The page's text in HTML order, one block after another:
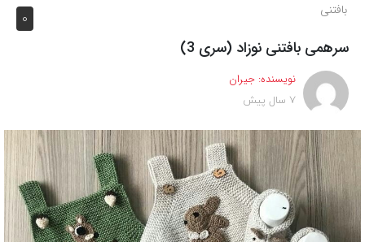
بافتنی نوزاد (سری 3)
نویسنده:جیران
7 سال پیش